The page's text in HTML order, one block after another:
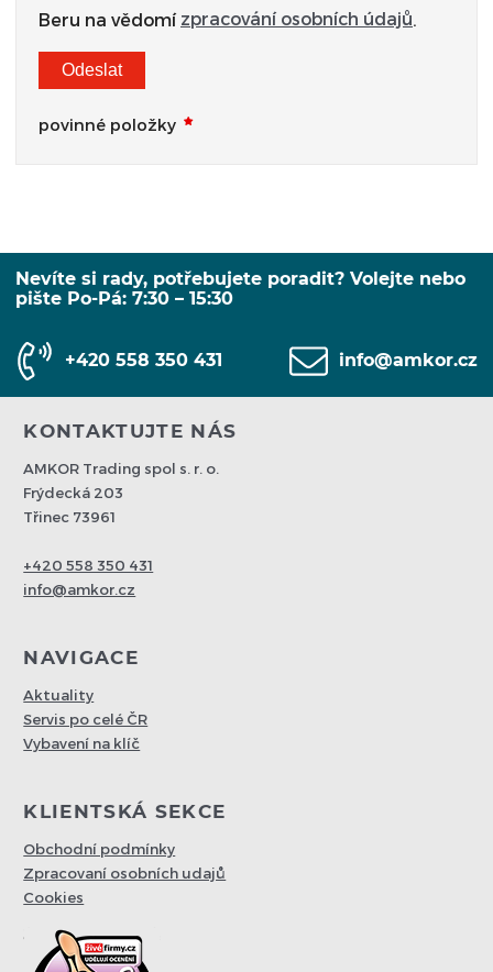
Beru na vědomí zpracování osobních údajů
Odeslat
povinné položky
Nevíte si rady, potřebujete poradit? Volejte nebo
pište Po-Pá: 7:30 – 15:30
+420 558 350 431 info@amkor.cz
KONTAKTUJTE NÁS
AMKOR Trading spol s. r. o.
Frýdecká 203
Třinec 73961
+420 558 350 431
info@amkor.cz
NAVIGACE
Aktuality
Servis po celé ČR
Vybavení na klíč
KLIENTSKÁ SEKCE
Obchodní podmínky
Zpracovaní osobních udajů
Cookies